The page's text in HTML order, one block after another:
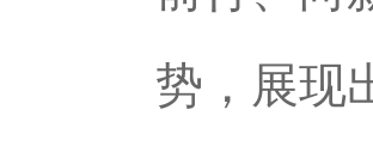
势，展现